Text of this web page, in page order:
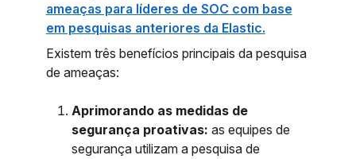
ameaças para líderes de SOC com base
em pesquisas anteriores da Elastic.
Existem três benefícios principais da pesquisa
de ameaças:
Aprimorando as medidas de
segurança proativas: as equipes de
segurança utilizam a pesquisa de